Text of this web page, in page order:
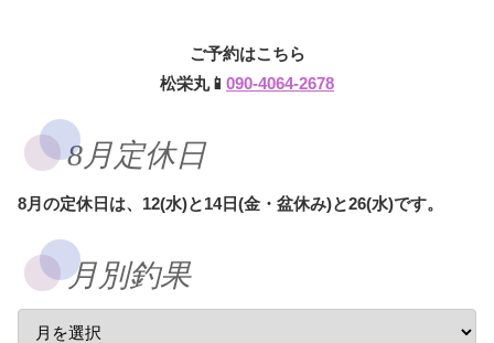
ご予約はこちら
松栄丸📱 090-4064-2678
8月定休日
8月の定休日は、12(水)と14日(金・盆休み)と26(水)です。
月別釣果